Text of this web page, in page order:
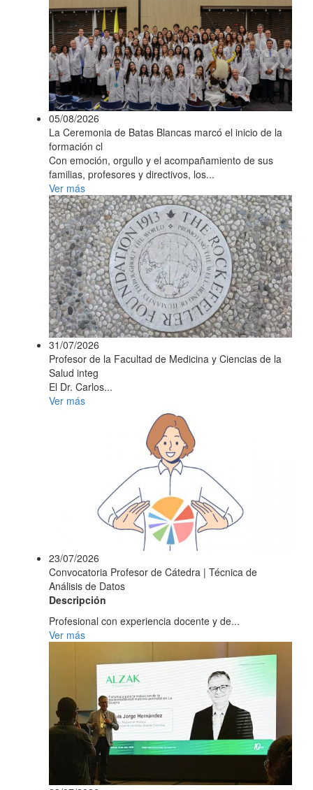
05/08/2026
La Ceremonia de Batas Blancas marcó el inicio de la
formación cl
Con emoción, orgullo y el acompañamiento de sus
familias, profesores y directivos, los...
Ver más
31/07/2026
Profesor de la Facultad de Medicina y Ciencias de la
Salud integ
El Dr. Carlos...
Ver más
23/07/2026
Convocatoria Profesor de Cátedra | Técnica de
Análisis de Datos
Descripción
Profesional con experiencia docente y de...
Ver más